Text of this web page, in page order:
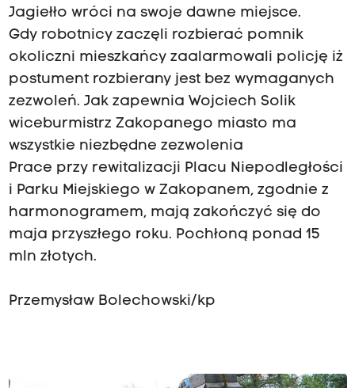
Jagiełło wróci na swoje dawne miejsce.
Gdy robotnicy zaczęli rozbierać pomnik
okoliczni mieszkańcy zaalarmowali policję iż
postument rozbierany jest bez wymaganych
zezwoleń. Jak zapewnia Wojciech Solik
wiceburmistrz Zakopanego miasto ma
wszystkie niezbędne zezwolenia
Prace przy rewitalizacji Placu Niepodległości
i Parku Miejskiego w Zakopanem, zgodnie z
harmonogramem, mają zakończyć się do
maja przyszłego roku. Pochłoną ponad 15
mln złotych.
Przemysław Bolechowski/kp